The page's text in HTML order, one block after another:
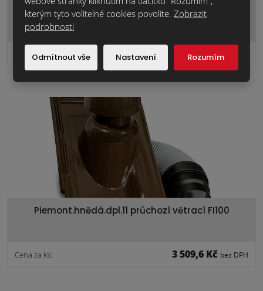
Piemont.hnědá.dpl.12 taška 1/2
Cena za ks: 289,7 Kčbez DPH
Piemont.hnědá.dpl.11 průchozí větrací FI100
Cena za ks: 3 509,6 Kč bez DPH
kterým tyto volitelné cookies povolíte.Zobrazit
podrobnosti
Odmítnout vše Nastavení Rozumím